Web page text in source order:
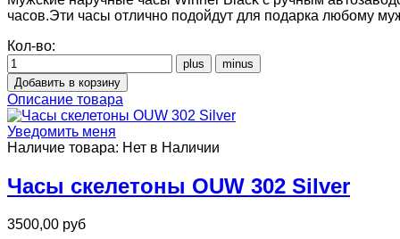
часов.Эти часы отлично подойдут для подарка любому
Кол-во:
Описание товара
Уведомить меня
Наличие товара: Нет в Наличии
Часы скелетоны OUW 302 Silver
3500,00 руб